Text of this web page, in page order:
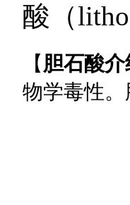
酸（
【 胆石酸介
物学毒性